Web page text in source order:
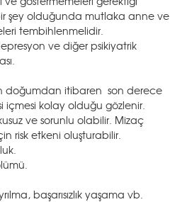
şey olduğunda mutlaka anne ve
tembihlenmelidir.
ve diğer psikiyatrik
itibaren son derece
içmesi kolay olduğu gözlenir.
ve sorunlu olabilir. Mizaç
risk etkeni oluşturabilir.
başarısızlık yaşama vb.